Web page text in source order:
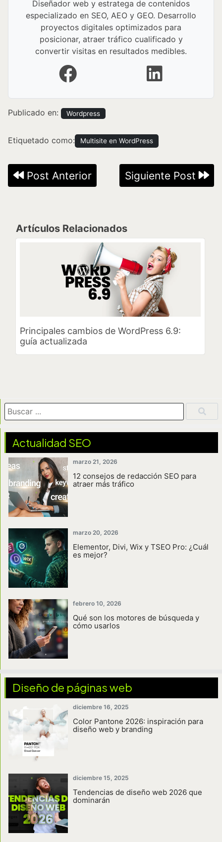
Diseñador web y estratega de contenidos
especializado en SEO, AEO y GEO. Desarrollo
proyectos digitales optimizados para
posicionar, atraer tráfico cualificado y
convertir visitas en resultados medibles.
Publicado en: Wordpress
Etiquetado como: Multisite en WordPress
Navegación
de
Post Anterior Siguiente Post
Artículos Relacionados
Principales cambios de WordPress 6.9:
guía actualizada
Actualidad SEO
marzo 21, 2026
12 consejos de redacción SEO para
atraer más tráfico
marzo 20, 2026
Elementor, Divi, Wix y TSEO Pro: ¿Cuál
es mejor?
febrero 10, 2026
Qué son los motores de búsqueda y
cómo usarlos
Diseño de páginas web
diciembre 16, 2025
Color Pantone 2026: inspiración para
diseño web y branding
diciembre 15, 2025
Tendencias de diseño web 2026 que
dominarán